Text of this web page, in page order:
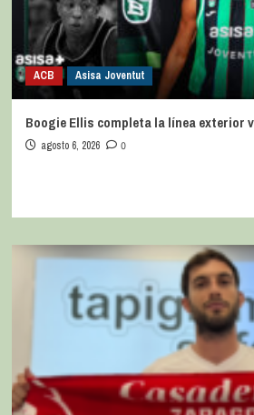
ACB Asisa Joventut
Boogie Ellis completa la línea exterior
agosto 6, 2026 0